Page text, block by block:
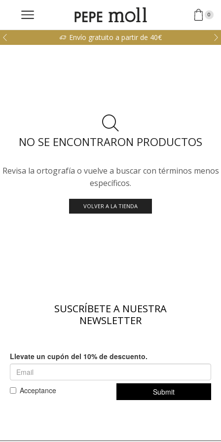
0
Envío gratuito a partir de 40€
NO SE ENCONTRARON PRODUCTOS
Revisa la ortografía o vuelve a buscar con términos menos
específicos.
VOLVER A LA TIENDA
SUSCRÍBETE A NUESTRA
NEWSLETTER